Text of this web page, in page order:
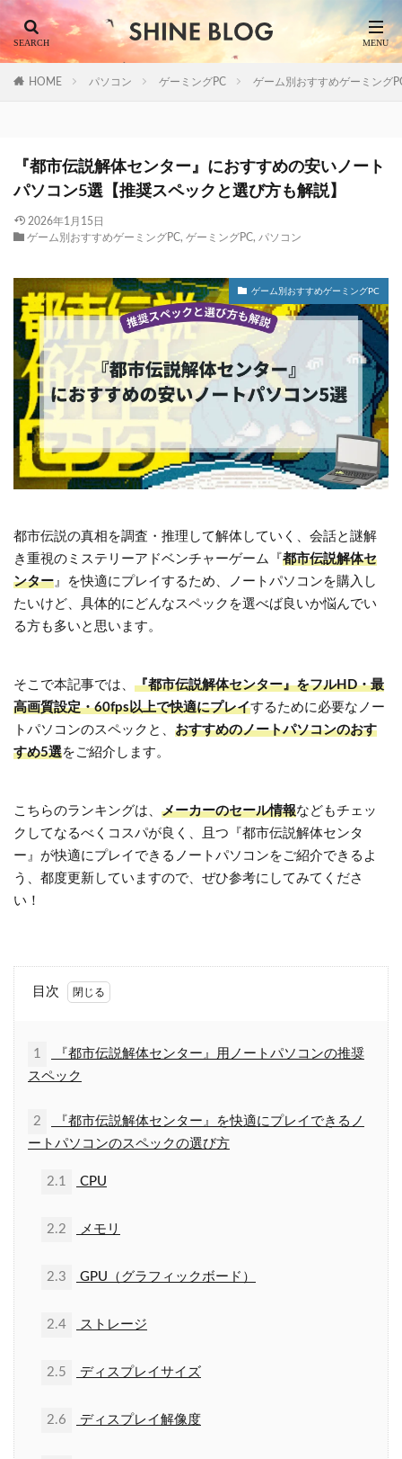
HOME パソコン ゲーミングPC ゲーム別おすすめゲーミング
『都市伝説解体センター』におすすめの安いノート
パソコン5選【推奨スペックと選び方も解説】
2026年1月15日
ゲーム別おすすめゲーミングPC, ゲーミングPC, パソコン
ゲーム別おすすめゲーミングPC
都市伝説の真相を調査・推理して解体していく、会話と謎解
き重視のミステリーアドベンチャーゲーム『 都市伝説解体セ
ンター』を快適にプレイするため、ノートパソコンを購入し
たいけど、具体的にどんなスペックを選べば良いか悩んでい
る方も多いと思います。
そこで本記事では、 『都市伝説解体センター』をフルHD・最
高画質設定・60fps以上で快適にプレイするために必要なノー
トパソコンのスペックと、 おすすめのノートパソコンのおす
すめ5選をご紹介します。
こちらのランキングは、 メーカーのセール情報などもチェッ
クしてなるべくコスパが良く、且つ『都市伝説解体センタ
ー』が快適にプレイできるノートパソコンをご紹介できるよ
う、都度更新していますので、ぜひ参考にしてみてくださ
い！
目次
1
『都市伝説解体センター』用ノートパソコンの推奨
スペック
2
『都市伝説解体センター』を快適にプレイできるノ
ートパソコンのスペックの選び方
2.1 CPU
2.2 メモリ
2.3 GPU（グラフィックボード）
2.4 ストレージ
2.5 ディスプレイサイズ
2.6 ディスプレイ解像度